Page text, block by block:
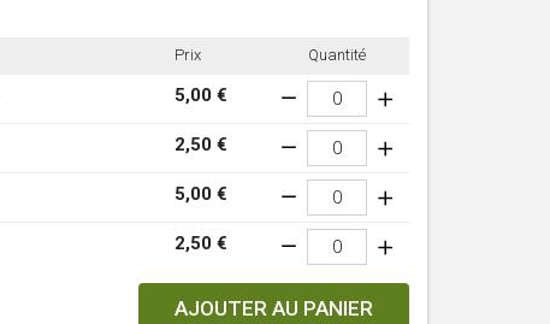
Prix Quantité
5,00 €
2,50 €
5,00 €
2,50 €
AJOUTER AU PANIER